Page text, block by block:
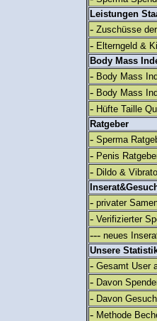
Leistungen
- Zuschüsse
- Elterngeld &
Body Mass
- Body Mass
- Body Mass
- Hüfte Taille
Ratgeber
- Sperma
- Penis
- Dildo &
- privater
- Verifizierter
--- neues
Unsere
- Gesamt User
- Davon
- Davon
- Methode